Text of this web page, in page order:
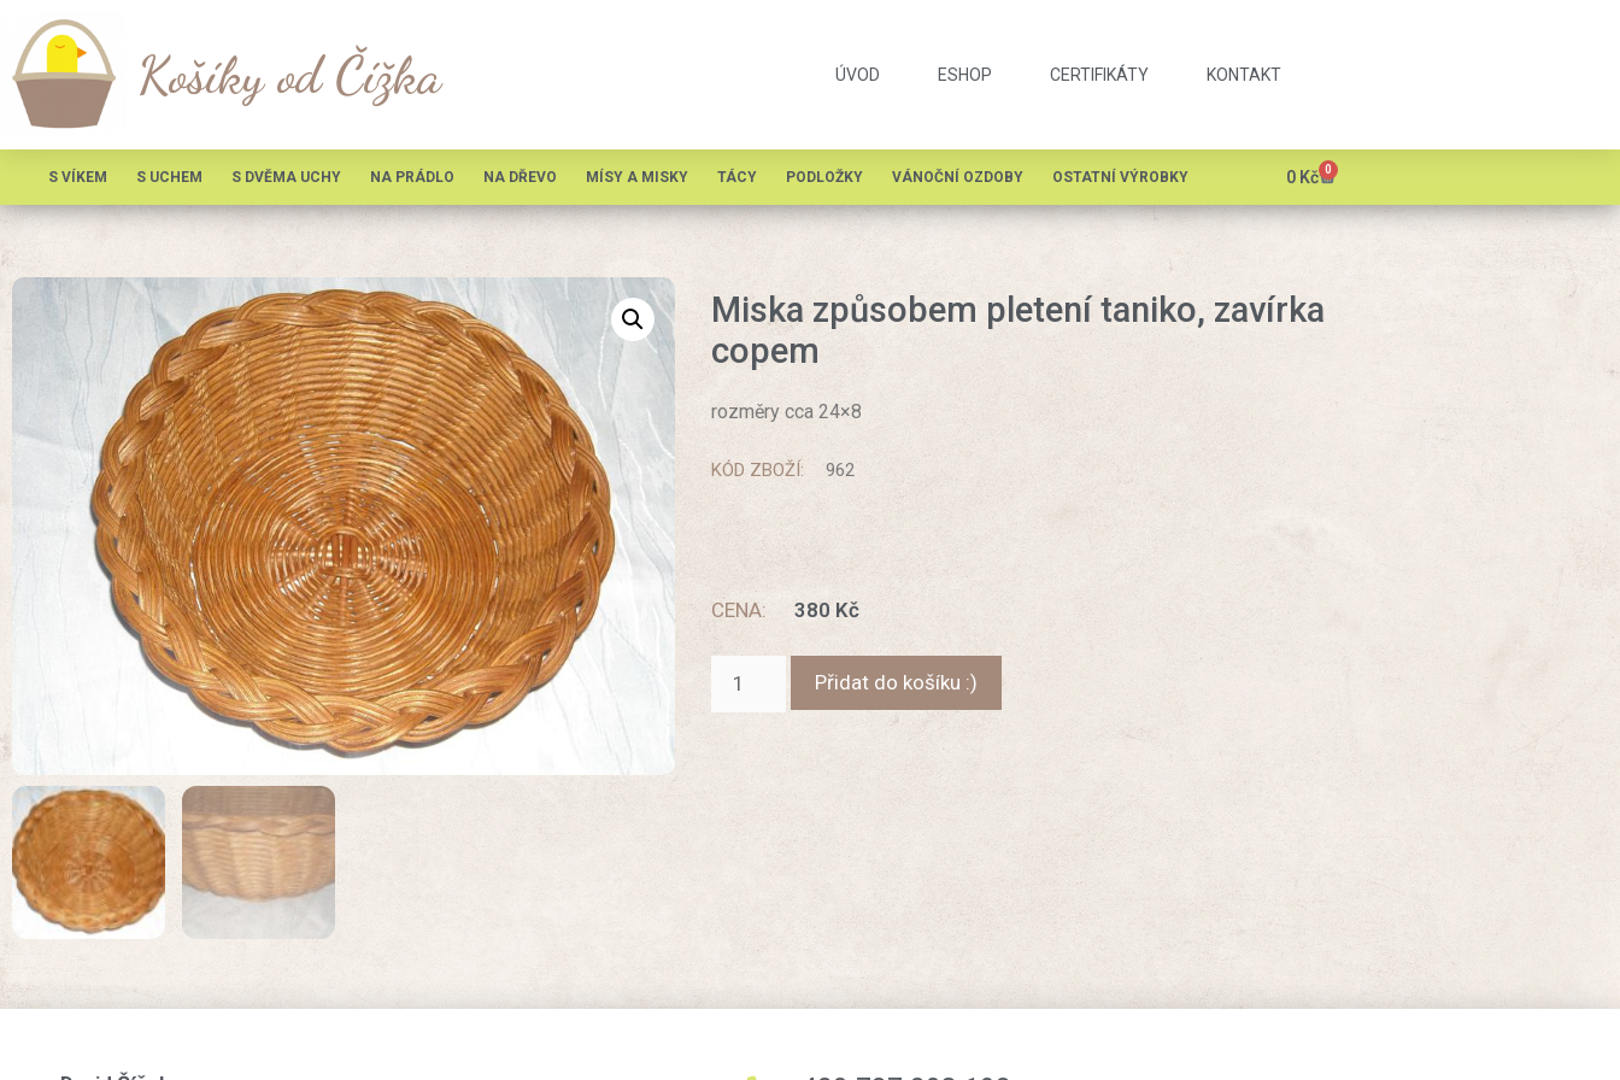
Košíky od Čížka ÚVOD ESHOP CERTIFIKÁTY KONTAKT
S VÍKEM S UCHEM S DVĚMA UCHY NA PRÁDLO NA DŘEVO MÍSY A MISKY TÁCY PODLOŽKY VÁNOČNÍ OZDOBY OSTATNÍ VÝROBKY 0 Kč 0
Miska způsobem pletení taniko, zavírka
copem
rozměry cca 24×8
KÓD ZBOŽÍ: 962
CENA: 380 Kč
Přidat do košíku :)